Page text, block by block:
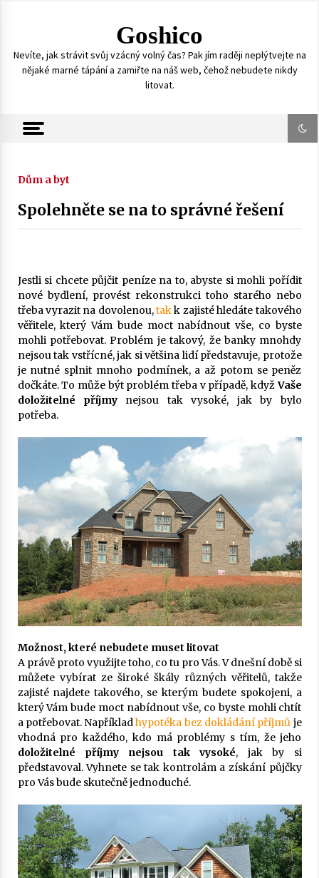
Goshico
Nevíte, jak strávit svůj vzácný volný čas? Pak jím raději neplýtvejte na
nějaké marné tápání a zamiřte na náš web, čehož nebudete nikdy
litovat.
Dům a byt
Spolehněte se na to správné řešení
Jestli si chcete půjčit peníze na to, abyste si mohli pořídit
nové bydlení, provést rekonstrukci toho starého nebo
třeba vyrazit na dovolenou,takk zajisté hledáte takového
věřitele, který Vám bude moct nabídnout vše, co byste
mohli potřebovat. Problém je takový, že banky mnohdy
nejsou tak vstřícné, jak si většina lidí představuje, protože
je nutné splnit mnoho podmínek, a až potom se peněz
dočkáte. To může být problém třeba v případě, kdyžVaše
doložitelné příjmynejsou tak vysoké, jak by bylo
potřeba.
Možnost, které nebudete muset litovat
A právě proto využijte toho, co tu pro Vás. V dnešní době si
můžete vybírat ze široké škály různých věřitelů, takže
zajisté najdete takového, se kterým budete spokojeni, a
který Vám bude moct nabídnout vše, co byste mohli chtít
a potřebovat. Napříkladhypotéka bez dokládání příjmů je
vhodná pro každého, kdo má problémy s tím, že jeho
doložitelné příjmy nejsou tak vysoké, jak by si
představoval. Vyhnete se tak kontrolám a získání půjčky
pro Vás bude skutečně jednoduché.